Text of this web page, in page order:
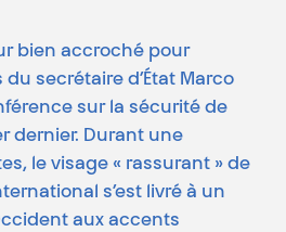
bien accroché pour
secrétaire d’État Marco
sur la sécurité de
dernier. Durant une
le visage « rassurant » de
s’est livré à un
aux accents